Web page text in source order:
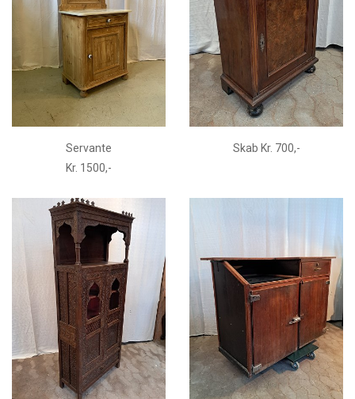
Servante
Kr. 1500,-
Skab Kr. 700,-